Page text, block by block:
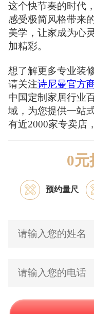
这个快节奏的时代
感受极简风格带来
美学，让家成为心
加精彩。
想了解更多专业装
请关注诗尼曼官方
中国定制家居行业
域，为您提供一站
有近2000家专卖店
0元
预约量尺